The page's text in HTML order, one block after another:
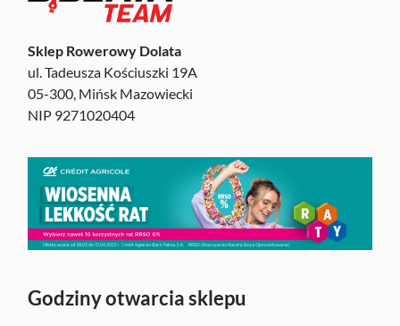
Sklep Rowerowy Dolata
ul. Tadeusza Kościuszki 19A
05-300, Mińsk Mazowiecki
NIP 9271020404
Godziny otwarcia sklepu